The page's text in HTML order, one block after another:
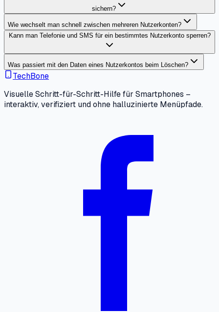
sichern?
Wie wechselt man schnell zwischen mehreren Nutzerkonten?
Kann man Telefonie und SMS für ein bestimmtes Nutzerkonto sperren?
Was passiert mit den Daten eines Nutzerkontos beim Löschen?
TechBone
Visuelle Schritt-für-Schritt-Hilfe für Smartphones –
interaktiv, verifiziert und ohne halluzinierte Menüpfade.